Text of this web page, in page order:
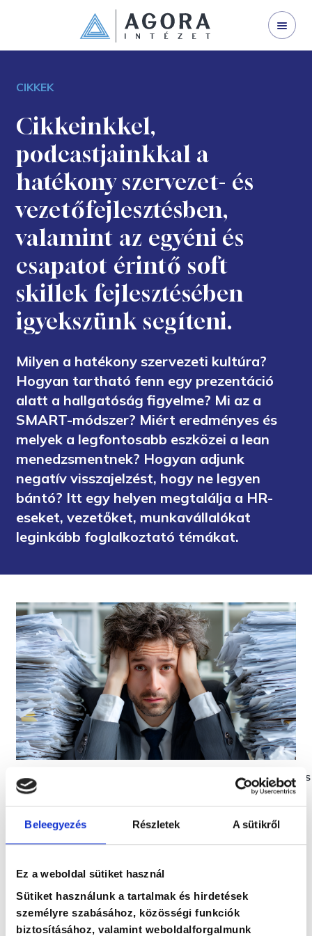
Beleegyezés Részletek A sütikről
Ez a weboldal sütiket használ
Sütiket használunk a tartalmak és hirdetések
személyre szabásához, közösségi funkciók
biztosításához, valamint weboldalforgalmunk
WEBINÁRJAINK
VEZETŐFEJLESZTÉS
VÁLLALATI TRÉNING
I LAND
NYÍLT KÉPZÉS
GINOP 3.2.1-21
KAPCSOLAT
RÓLUNK
CIKKEK
Cikkeinkkel,
podcastjainkkal a
hatékony szervezet- és
vezetőfejlesztésben,
valamint az egyéni és
csapatot érintő soft
skillek fejlesztésében
igyekszünk segíteni.
Milyen a hatékony szervezeti kultúra?
Hogyan tartható fenn egy prezentáció
alatt a hallgatóság figyelme? Mi az a
SMART-módszer? Miért eredményes és
melyek a legfontosabb eszközei a lean
menedzsmentnek? Hogyan adjunk
negatív visszajelzést, hogy ne legyen
bántó? Itt egy helyen megtalálja a HR-
eseket, vezetőket, munkavállalókat
leginkább foglalkoztató témákat.
AGILITÁS SZERVEZETFEJLESZTÉS TANULÁS
Miért nem használják a
tudást?
Az elmúlt években kevés olyan nagyvállalat
maradt, amely ne fordított volna jelentős